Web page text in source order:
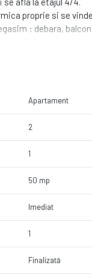
proprie si se
: debara,
Apartament
2
1
50 mp
Imediat
1
Finalizată